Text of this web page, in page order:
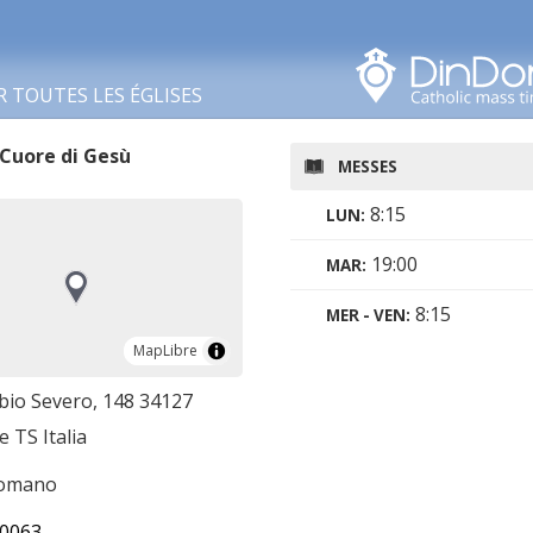
TOUTES LES ÉGLISES
di Gesù
MapLibre
MapLibre
Severo, 148 34127
TS Italia
MESSES
LUN: 8:15
MAR: 19:00
MER - VEN: 8:15